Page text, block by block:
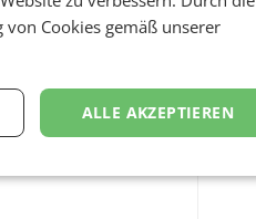
Filmen sowie
(red)
Cookies gemäß unserer
ALLE AKZEPTIEREN